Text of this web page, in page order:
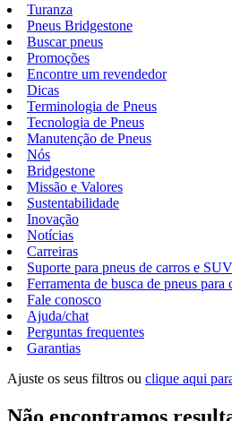
Turanza
Pneus Bridgestone
Buscar pneus
Promoções
Encontre um revendedor
Dicas
Terminologia de Pneus
Tecnologia de Pneus
Manutenção de Pneus
Nós
Bridgestone
Missão e Valores
Sustentabilidade
Inovação
Notícias
Carreiras
Suporte para pneus de carros e
Ferramenta de busca de pneus para
Fale conosco
Ajuda/chat
Perguntas frequentes
Garantias
Ajuste os seus filtros ou clique aqui